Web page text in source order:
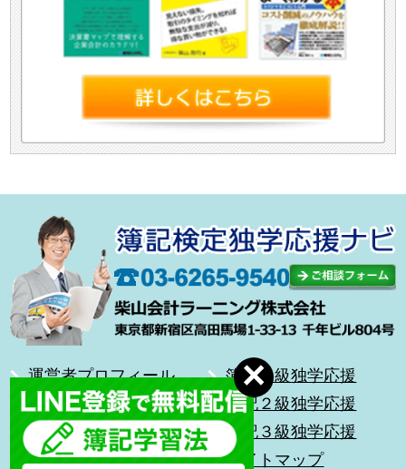
運営者プロフィール
合格体験記
無料メール講座
前を向いて歩こう
簿記１級独学応援
簿記２級独学応援
簿記３級独学応援
サイトマップ